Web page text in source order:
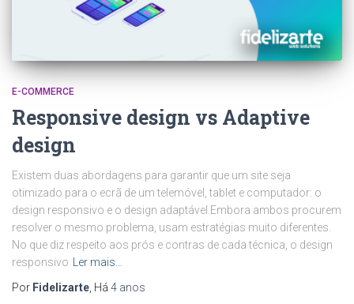
E-COMMERCE
Responsive design vs Adaptive
design
Existem duas abordagens para garantir que um site seja
otimizado para o ecrã de um telemóvel, tablet e computador: o
design responsivo e o design adaptável.Embora ambos procurem
resolver o mesmo problema, usam estratégias muito diferentes.
No que diz respeito aos prós e contras de cada técnica, o design
responsivo
Ler mais…
Por Fidelizarte , Há 4 anos